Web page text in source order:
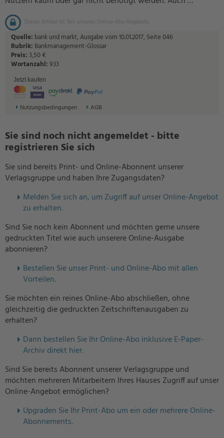
Dieser Artikel ist Teil unseres Online-Abo Angebots.
Quelle: bank und markt, Ausgabe vom 10.01.2017, Seite 046
Rubrik: Bankmanagement-Glossar
Preis:3,50 €
Wortanzahl:933
Jetzt kaufen
Nutzungsbedingungen AGB
Sie sind noch nicht angemeldet - bitte
registrieren Sie sich
Sie sind bereits Print- und Online-Abonnent unserer
Verlagsgruppe und haben Ihre Zugangsdaten?
Melden Sie sich an, um Zugriff auf unser Online-Angebot
zu erhalten.
Sind Sie noch kein Abonnent und möchten gerne unsere
gedruckten Titel wie auch unserere Online-Ausgabe
abonnieren?
Bestellen Sie unser Print- und Online-Abo mit allen
Vorteilen.
Sie möchten ein reines Online-Abo abschließen, ohne
gleichzeitig die gedruckten Zeitschriftenausgaben zu
erhalten?
Dann bestellen Sie Ihr Online-Abo inklusive E-Paper-
Archiv direkt hier.
Sind Sie bereits Abonnent unserer Verlagsgruppe und
möchten mehreren Mitarbeitern Ihres Hauses Zugriff auf unser
Online-Angebot ermöglichen?
Upgraden Sie Ihr Print-Abo um ein oder mehrere Online-
Abonnements.